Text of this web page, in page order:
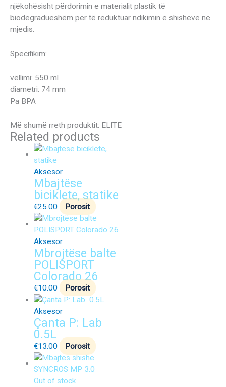
njëkohësisht përdorimin e materialit plastik të
biodegradueshëm për të reduktuar ndikimin e shisheve në
mjedis.
Specifikim:
vëllimi: 550 ml
diametri: 74 mm
Pa BPA
Më shumë rreth produktit: ELITE
Related products
Aksesor
Mbajtëse
biciklete, statike
€25.00 Porosit
Aksesor
Mbrojtëse balte
POLISPORT
Colorado 26
€10.00 Porosit
Aksesor
Çanta P: Lab
0.5L
€13.00 Porosit
Out of stock